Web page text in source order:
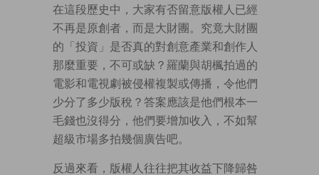
在這段歷史中，大家有否留意版權人已經
不再是原創者，而是大財團。究竟大財團
的「投資」是否真的對創意產業和創作人
那麼重要，不可或缺？羅蘭與胡楓拍過的
電影和電視劇被侵權複製或傳播，令他們
少分了多少版稅？答案應該是他們根本一
毛錢也沒得分，他們要增加收入，不如幫
超級市場多拍幾個廣告吧。
反過來看，版權人往往把其收益下降歸咎